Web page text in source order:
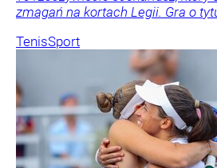
zmagań na kortach Legii. Gra o
TenisSport